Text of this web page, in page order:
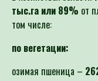
тыс.га или 89%от
том числе:
по вегетации:
озимая пшеница –